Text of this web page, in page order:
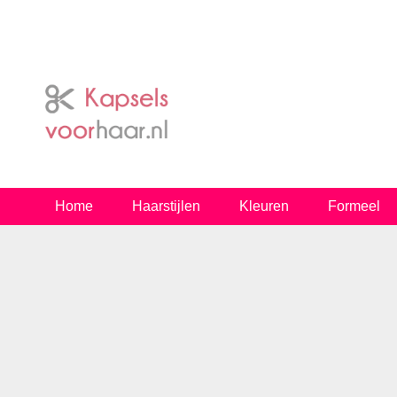
Home Haarstijlen Kleuren Formeel